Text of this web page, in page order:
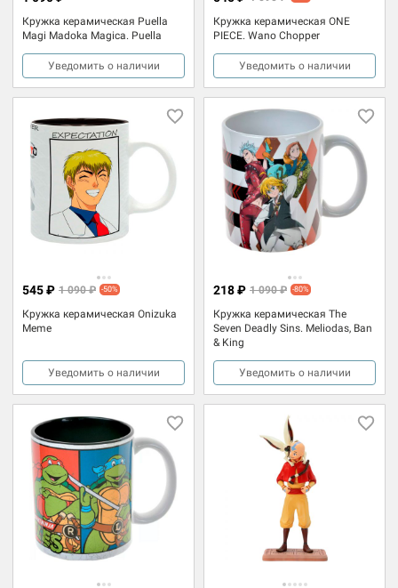
Кружка керамическая Puella
Magi Madoka Magica. Puella
Уведомить о наличии
Кружка керамическая ONE
PIECE. Wano Chopper
Уведомить о наличии
Кружка керамическая Onizuka
Meme
545 ₽ 1 090 ₽ -50%
Уведомить о наличии
Кружка керамическая The
Seven Deadly Sins. Meliodas, Ban
& King
218 ₽ 1 090 ₽ -80%
Уведомить о наличии